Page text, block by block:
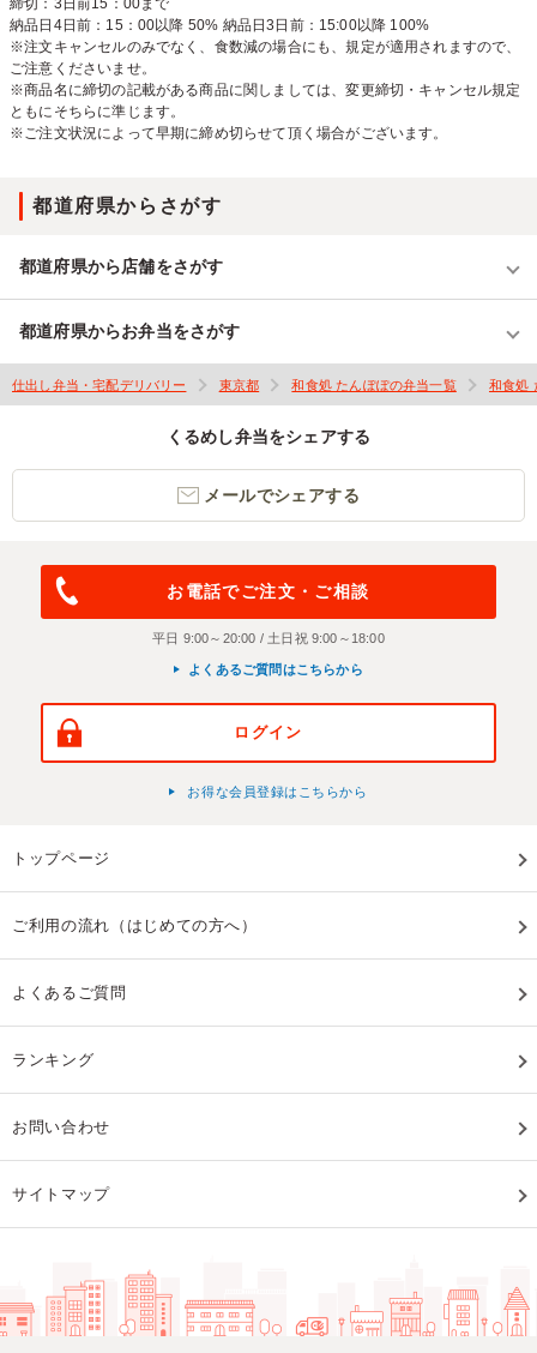
締切：3日前15：00まで
納品日4日前：15：00以降 50% 納品日3日前：15:00以降 100%
※注文キャンセルのみでなく、食数減の場合にも、規定が適用されますので、
ご注意くださいませ。
※商品名に締切の記載がある商品に関しましては、変更締切・キャンセル規定
ともにそちらに準じます。
※ご注文状況によって早期に締め切らせて頂く場合がございます。
都道府県からさがす
都道府県から店舗をさがす
都道府県からお弁当をさがす
仕出し弁当・宅配デリバリー 東京都 和食処 たんぽぽの弁当一覧 和食処
くるめし弁当をシェアする
メールでシェアする
お電話でご注文・ご相談
平日 9:00～20:00 / 土日祝 9:00～18:00
よくあるご質問はこちらから
ログイン
お得な会員登録はこちらから
トップページ
ご利用の流れ（はじめての方へ）
よくあるご質問
ランキング
お問い合わせ
サイトマップ